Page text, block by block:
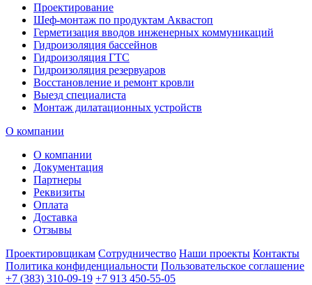
Проектирование
Шеф-монтаж по продуктам Аквастоп
Герметизация вводов инженерных коммуникаций
Гидроизоляция бассейнов
Гидроизоляция ГТС
Гидроизоляция резервуаров
Восстановление и ремонт кровли
Выезд специалиста
Монтаж дилатационных устройств
О компании
О компании
Документация
Партнеры
Реквизиты
Оплата
Доставка
Отзывы
Проектировщикам Сотрудничество Наши проекты Контакты
Политика конфиденциальности Пользовательское соглашение
+7 (383) 310-09-19 +7 913 450-55-05